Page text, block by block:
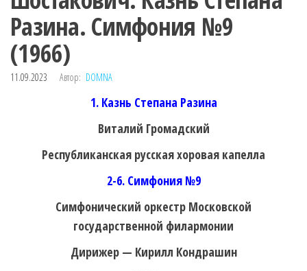
Разина. Симфония №9
(1966)
11.09.2023 Автор: DOMNA
1. Казнь Степана Разина
Виталий Громадский
Республиканская русская хоровая капелла
2-6. Симфония №9
Симфонический оркестр Московской
государственной филармонии
Дирижер — Кирилл Кондрашин